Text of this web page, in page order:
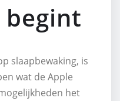
slaapbewaking, is
wat de Apple
het